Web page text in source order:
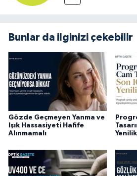
Bunlar da ilginizi çekebilir
Gözde Geçmeyen Yanma ve
Işık Hassasiyeti Hafife
Alınmamalı